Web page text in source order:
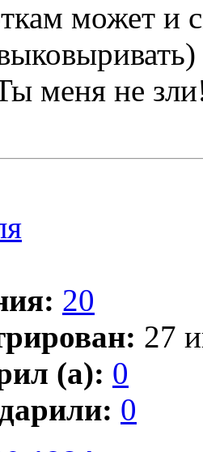
может и
меня не
20
27
(а): 0
0